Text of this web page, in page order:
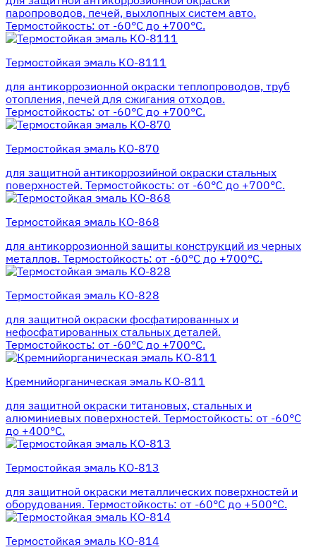
паропроводов, печей, выхлопных систем авто.
Термостойкость: от -60°С до +700°С.
Термостойкая эмаль КО-8111
для антикоррозионной окраски теплопроводов, труб
отопления, печей для сжигания отходов.
Термостойкость: от -60°С до +700°С.
Термостойкая эмаль КО-870
для защитной антикоррозийной окраски стальных
поверхностей. Термостойкость: от -60°С до +700°С.
Термостойкая эмаль КО-868
для антикоррозионной защиты конструкций из черных
металлов. Термостойкость: от -60°С до +700°С.
Термостойкая эмаль КО-828
для защитной окраски фосфатированных и
нефосфатированных стальных деталей.
Термостойкость: от -60°С до +700°С.
Кремнийорганическая эмаль КО-811
для защитной окраски титановых, стальных и
алюминиевых поверхностей. Термостойкость: от -60°С
до +400°С.
Термостойкая эмаль КО-813
для защитной окраски металлических поверхностей и
оборудования. Термостойкость: от -60°С до +500°С.
Термостойкая эмаль КО-814